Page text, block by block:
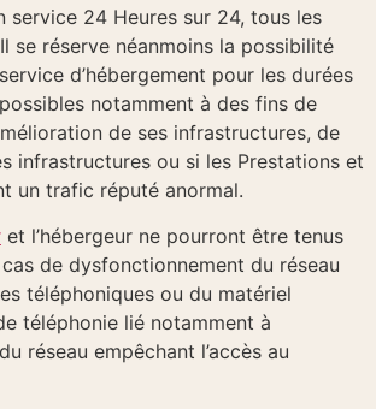
service 24 Heures sur 24, tous les
Il se réserve néanmoins la possibilité
d’hébergement pour les durées
notamment à des fins de
de ses infrastructures, de
infrastructures ou si les Prestations et
un trafic réputé anormal.
et l’hébergeur ne pourront être tenus
de dysfonctionnement du réseau
téléphoniques ou du matériel
téléphonie lié notamment à
réseau empêchant l’accès au